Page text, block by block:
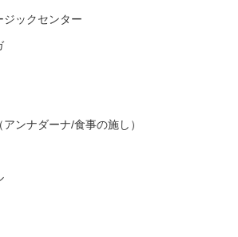
ジックセンター
ンナダーナ/食事の施し）